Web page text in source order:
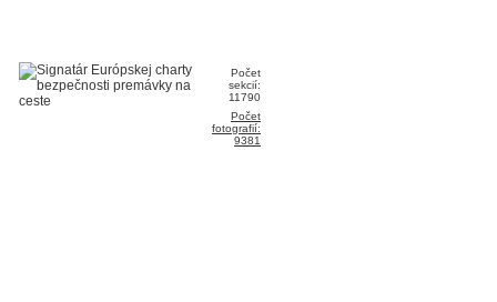
Počet
sekcií:
11790
Počet
fotografií:
9381